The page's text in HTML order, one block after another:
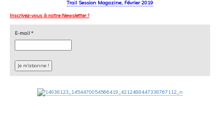
Trail Session Magazine, Février 2019
Inscrivez-vous à notre Newsletter !
E-mail*